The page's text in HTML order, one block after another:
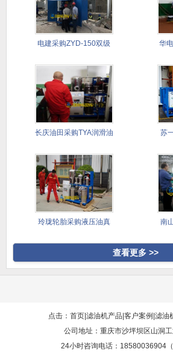
电建采购ZYD-150双级 华
长庆油田采购TYA润滑油 苏
玲珑轮胎采购液压油真 南
查看更多 >>
点击：首页 滤油机产品 客户案例 滤油
公司地址：重庆市沙坪坝区山洞
24小时咨询电话：18580036904（